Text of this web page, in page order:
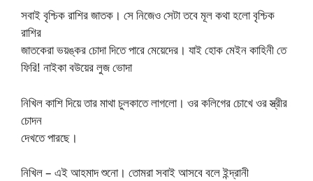
সবাই বৃশ্চিক রাশির জাতক। সে নিজেও সেটা তবে মূল কথা হলো বৃশ্চিক
রাশির
জাতকেরা ভয়ঙ্কর চোদা দিতে পারে মেয়েদের। যাই হোক মেইন কাহিনী তে
ফিরি! নাইকা বউয়ের লুজ ভোদা
নিখিল কাশি দিয়ে তার মাথা চুলকাতে লাগলো। ওর কলিগের চোখে ওর স্ত্রীর
চোদন
দেখতে পারছে।
নিখিল – এই আহমাদ শুনো। তোমরা সবাই আসবে বলে ইন্দ্রানী